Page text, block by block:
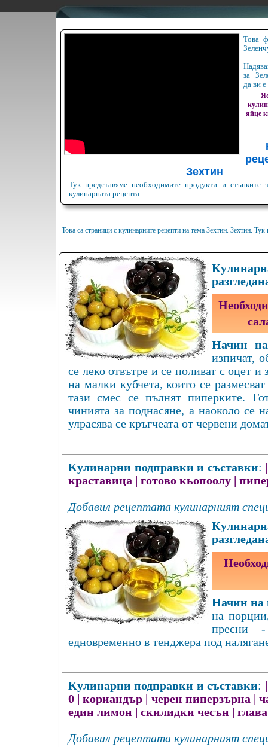
Това
за
да ви е
яйце
Зехтин
Тук представяме необходимите продукти и стъпките
кулинарната рецепта
Това са страници с кулинарните рецепти на тема Зехтин. Зехтин.
Начин на
изпичат,
се леко отвътре и се поливат с оцет и
на малки кубчета, които се
тази смес се пълнят пиперките.
чинията за поднасяне, а наоколо се
улрасява се кръгчеата от червени
Кулинарни подправки и съставки:
краставица
готово кьопоолу
Добавил рецептата кулинарният
Начин на
на
пресни
едновременно в тенджера под
Кулинарни подправки и съставки:
0
|кориандър черен пиперзърна
един лимон
скилидки чесън
Добавил рецептата кулинарният